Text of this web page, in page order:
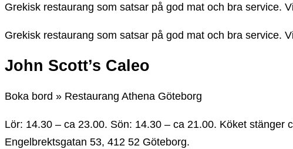
Grekisk restaurang som satsar på god mat och bra service.
Grekisk restaurang som satsar på god mat och bra service.
John Scott’s Caleo
Boka bord » Restaurang Athena Göteborg
Lör: 14.30 – ca 23.00. Sön: 14.30 – ca 21.00. Köket stänger
Engelbrektsgatan 53, 412 52 Göteborg.